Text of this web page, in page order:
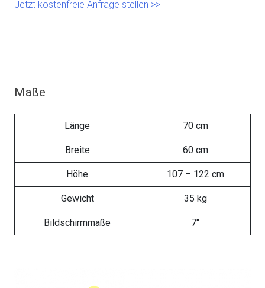
Jetzt kostenfreie Anfrage stellen >>
Maße
Länge 70 cm
Breite 60 cm
Höhe 107 – 122 cm
Gewicht 35 kg
Bildschirmmaße 7″